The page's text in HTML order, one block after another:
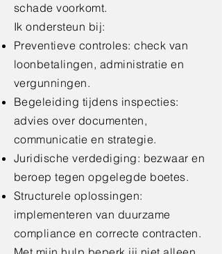
schade voorkomt.
Ik ondersteun bij:
Preventieve controles: check van
loonbetalingen, administratie en
vergunningen.
Begeleiding tijdens inspecties:
advies over documenten,
communicatie en strategie.
Juridische verdediging: bezwaar en
beroep tegen opgelegde boetes.
Structurele oplossingen:
implementeren van duurzame
compliance en correcte contracten.